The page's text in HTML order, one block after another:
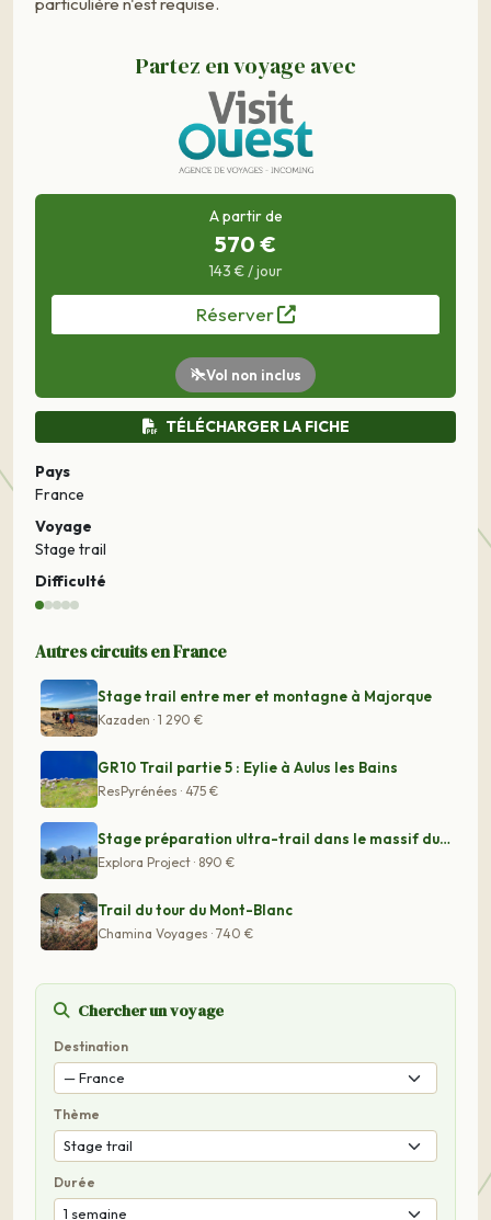
Partez en voyage avec
A partir de
570 €
143 € / jour
Réserver
Vol non inclus
TÉLÉCHARGER LA FICHE
Pays
France
Voyage
Stage trail
Difficulté
Autres circuits en France
Stage trail entre mer et montagne à Majorque
Kazaden · 1 290 €
GR10 Trail partie 5 : Eylie à Aulus les Bains
ResPyrénées · 475 €
Stage préparation ultra-trail dans le massif du Beaufor
Explora Project · 890 €
Trail du tour du Mont-Blanc
Chamina Voyages · 740 €
Chercher un voyage
Destination
Thème
Durée